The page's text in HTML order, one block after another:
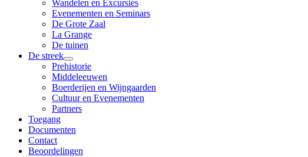
Wandelen en Excursies
Evenementen en Seminars
De Grote Zaal
La Grange
De tuinen
De streek
Prehistorie
Middeleeuwen
Boerderijen en Wijngaarden
Cultuur en Evenementen
Partners
Toegang
Documenten
Contact
Beoordelingen